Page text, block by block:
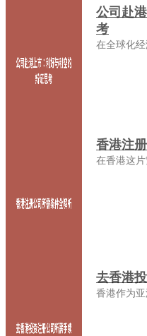
公司赴
考
在全球化
香港注
在香港这
去香港
香港作为